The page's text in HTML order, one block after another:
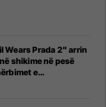
Wears Prada 2" arrin
shikime në pesë
e